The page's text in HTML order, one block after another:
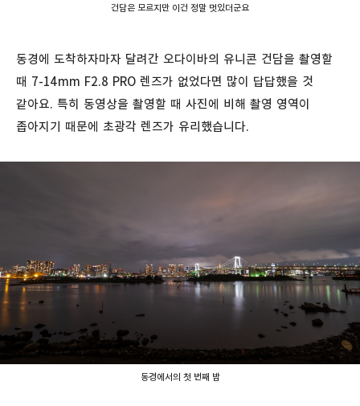
건담은 모르지만 이건 정말 멋있더군요
동경에 도착하자마자 달려간 오다이바의 유니콘 건담을 촬영할
때 7-14mm F2.8 PRO 렌즈가 없었다면 많이 답답했을 것
같아요. 특히 동영상을 촬영할 때 사진에 비해 촬영 영역이
좁아지기 때문에 초광각 렌즈가 유리했습니다.
동경에서의 첫 번째 밤